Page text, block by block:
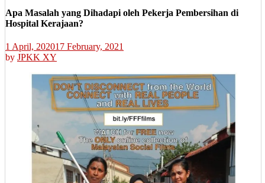
Apa Masalah yang Dihadapi oleh Pekerja Pembersihan di
Hospital Kerajaan?
1 April, 202017 February, 2021
by JPKK XY